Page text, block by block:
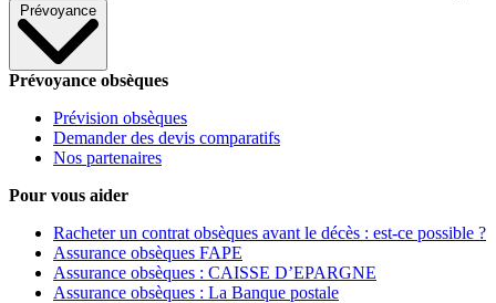
Prévoyance
Prévoyance obsèques
Prévision obsèques
Demander des devis comparatifs
Nos partenaires
Pour vous aider
Racheter un contrat obsèques avant le décès : est-ce possible ?
Assurance obsèques FAPE
Assurance obsèques : CAISSE D’EPARGNE
Assurance obsèques : La Banque postale